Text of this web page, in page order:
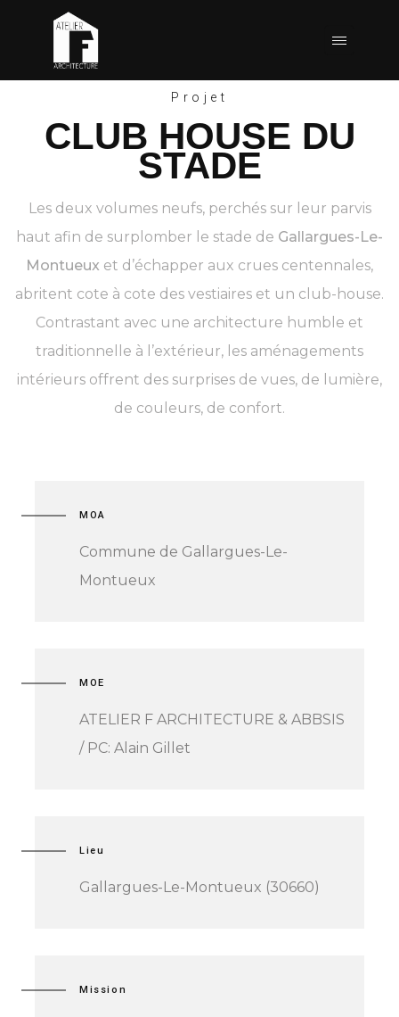
Projet
CLUB HOUSE DU
STADE
Les deux volumes neufs, perchés sur leur parvis
haut afin de surplomber le stade de Gallargues-Le-
Montueux et d’échapper aux crues centennales,
abritent cote à cote des vestiaires et un club-house.
Contrastant avec une architecture humble et
traditionnelle à l’extérieur, les aménagements
intérieurs offrent des surprises de vues, de lumière,
de couleurs, de confort.
MOA
Commune de Gallargues-Le-
Montueux
MOE
ATELIER F ARCHITECTURE & ABBSIS
/ PC: Alain Gillet
Lieu
Gallargues-Le-Montueux (30660)
Mission